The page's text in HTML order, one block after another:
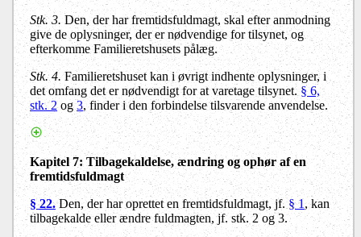
Stk. 3. Den, der har fremtidsfuldmagt, skal efter anmodning
give de oplysninger, der er nødvendige for tilsynet, og
efterkomme Familieretshusets pålæg.
Stk. 4. Familieretshuset kan i øvrigt indhente oplysninger, i
det omfang det er nødvendigt for at varetage tilsynet. § 6,
stk. 2og3, finder i den forbindelse tilsvarende anvendelse.
Kapitel 7:Tilbagekaldelse, ændring og ophør af en
fremtidsfuldmagt
§ 22.Den, der har oprettet en fremtidsfuldmagt, jf. § 1, kan
tilbagekalde eller ændre fuldmagten, jf. stk. 2 og 3.